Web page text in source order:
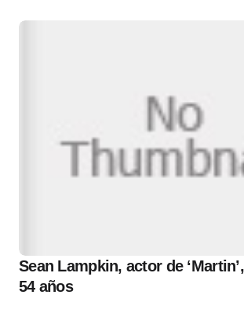
Sean Lampkin, actor de
54 años